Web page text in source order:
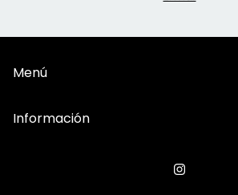
Menú
Información